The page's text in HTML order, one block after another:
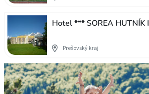
Hotel *** SOREA HUTNÍK I
Prešovský kraj